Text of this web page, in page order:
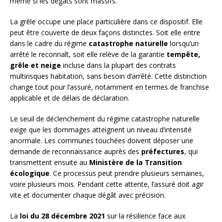
La grêle occupe une place particulière dans ce dispositif. Elle
peut être couverte de deux façons distinctes. Soit elle entre
dans le cadre du régime catastrophe naturelle lorsqu’un
arrêté le reconnaît, soit elle relève de la garantie tempête,
grêle et neige incluse dans la plupart des contrats
multirisques habitation, sans besoin d’arrêté. Cette distinction
change tout pour l’assuré, notamment en termes de franchise
applicable et de délais de déclaration.
Le seuil de déclenchement du régime catastrophe naturelle
exige que les dommages atteignent un niveau d’intensité
anormale. Les communes touchées doivent déposer une
demande de reconnaissance auprès des préfectures, qui
transmettent ensuite au Ministère de la Transition
écologique. Ce processus peut prendre plusieurs semaines,
voire plusieurs mois. Pendant cette attente, l’assuré doit agir
vite et documenter chaque dégât avec précision.
La loi du 28 décembre 2021 sur la résilience face aux